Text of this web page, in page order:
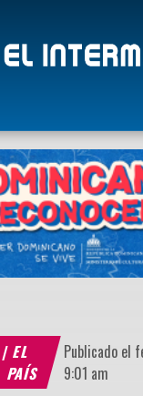
ECONÓMICAS
| EL
PAÍS
Publicado el
9:01 am